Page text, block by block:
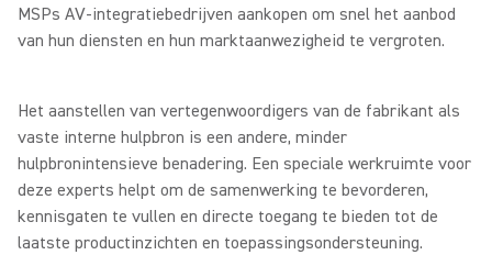
MSPs AV-integratiebedrijven aankopen om snel het aanbod
van hun diensten en hun marktaanwezigheid te vergroten.
Het aanstellen van vertegenwoordigers van de fabrikant als
vaste interne hulpbron is een andere, minder
hulpbronintensieve benadering. Een speciale werkruimte voor
deze experts helpt om de samenwerking te bevorderen,
kennisgaten te vullen en directe toegang te bieden tot de
laatste productinzichten en toepassingsondersteuning.